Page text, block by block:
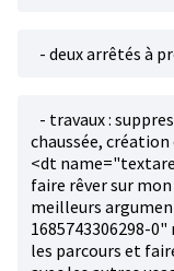
- deux arrêtés à
- travaux :
chaussée,
<dt
faire rêver sur
meilleurs
1685743306298-
les parcours et